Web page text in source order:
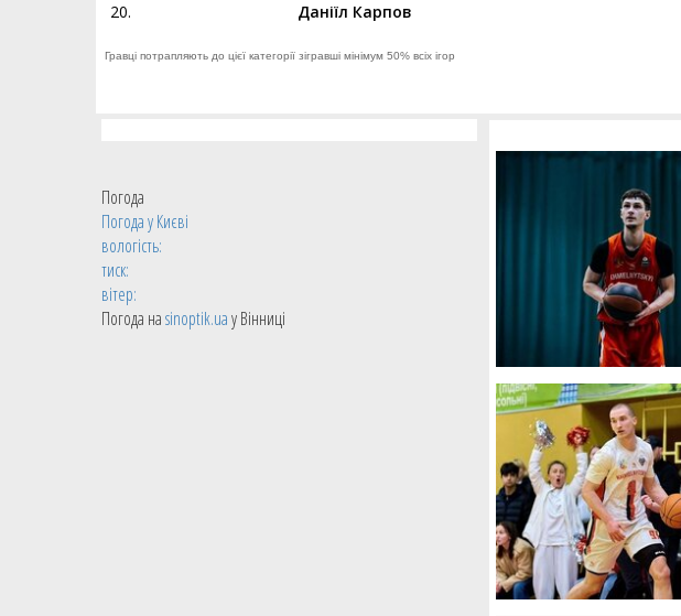
20.
Даніїл Карпов
Гравці потрапляють до цієї категорії зігравші мінімум 50% всіх ігор
Погода
Погода уКиєві
вологість:
тиск:
вітер:
Погода наsinoptik.uaу Вінниці